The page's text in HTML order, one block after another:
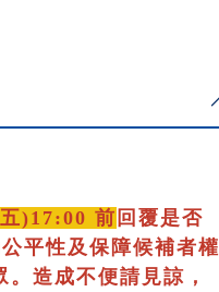
)17:00 前 回覆是否
平性及保障候補者權
造成不便請見諒，